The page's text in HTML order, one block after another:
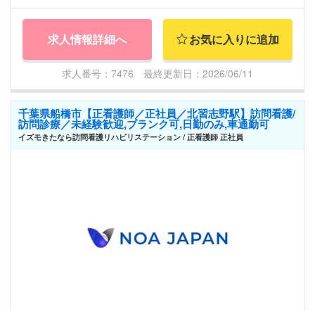
求人情報詳細へ お気に入りに追加
求人番号：7476 最終更新日：2026/06/11
千葉県船橋市【正看護師／正社員／北習志野駅】訪問看護/
訪問診療／未経験歓迎,ブランク可,日勤のみ,車通勤可
イズモきたなら訪問看護リハビリステーション / 正看護師 正社員